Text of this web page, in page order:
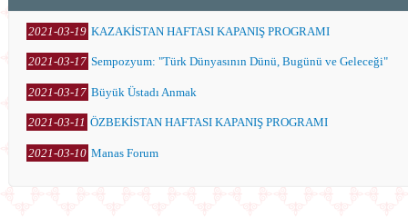
2021-03-19 KAZAKİSTAN HAFTASI KAPANIŞ PROGRAMI
2021-03-17 Sempozyum: "Türk Dünyasının Dünü, Bugünü ve Geleceği"
2021-03-17 Büyük Üstadı Anmak
2021-03-11 ÖZBEKİSTAN HAFTASI KAPANIŞ PROGRAMI
2021-03-10 Manas Forum